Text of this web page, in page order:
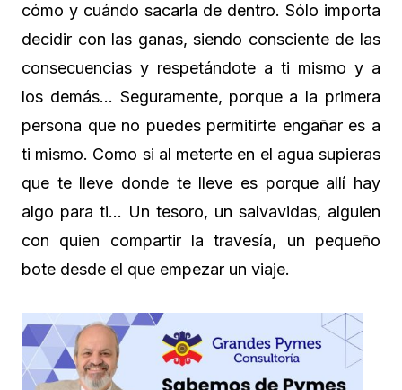
cómo y cuándo sacarla de dentro. Sólo importa
decidir con las ganas, siendo consciente de las
consecuencias y respetándote a ti mismo y a
los demás… Seguramente, porque a la primera
persona que no puedes permitirte engañar es a
ti mismo. Como si al meterte en el agua supieras
que te lleve donde te lleve es porque allí hay
algo para ti… Un tesoro, un salvavidas, alguien
con quien compartir la travesía, un pequeño
bote desde el que empezar un viaje.